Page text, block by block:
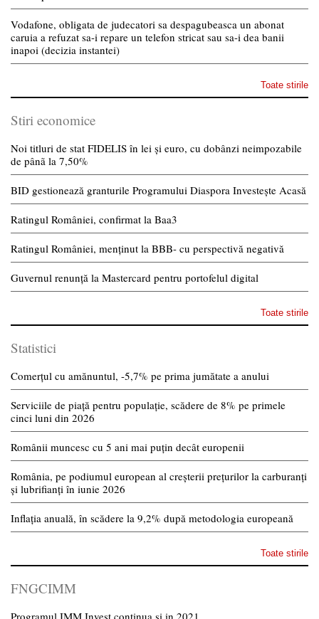
Vodafone, obligata de judecatori sa despagubeasca un abonat
caruia a refuzat sa-i repare un telefon stricat sau sa-i dea banii
inapoi (decizia instantei)
Toate stirile
Stiri economice
Noi titluri de stat FIDELIS în lei și euro, cu dobânzi neimpozabile
de pânã la 7,50%
BID gestionează granturile Programului Diaspora Investește Acasă
Ratingul României, confirmat la Baa3
Ratingul României, menținut la BBB- cu perspectivă negativă
Guvernul renunță la Mastercard pentru portofelul digital
Toate stirile
Statistici
Comerțul cu amănuntul, -5,7% pe prima jumătate a anului
Serviciile de piață pentru populație, scădere de 8% pe primele
cinci luni din 2026
Românii muncesc cu 5 ani mai puțin decât europenii
România, pe podiumul european al creșterii prețurilor la carburanți
și lubrifianți în iunie 2026
Inflația anuală, în scădere la 9,2% după metodologia europeană
Toate stirile
FNGCIMM